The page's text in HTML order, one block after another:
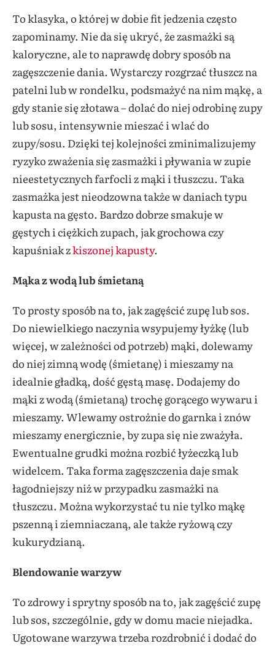
To klasyka, o której w dobie fit jedzenia często
zapominamy. Nie da się ukryć, że zasmażki są
kaloryczne, ale to naprawdę dobry sposób na
zagęszczenie dania. Wystarczy rozgrzać tłuszcz na
patelni lub w rondelku, podsmażyć na nim mąkę, a
gdy stanie się złotawa – dolać do niej odrobinę zupy
lub sosu, intensywnie mieszać i wlać do
zupy/sosu. Dzięki tej kolejności zminimalizujemy
ryzyko zważenia się zasmażki i pływania w zupie
nieestetycznych farfocli z mąki i tłuszczu. Taka
zasmażka jest nieodzowna także w daniach typu
kapusta na gęsto. Bardzo dobrze smakuje w
gęstych i ciężkich zupach, jak grochowa czy
kapuśniak zkiszonej kapusty.
Mąka z wodą lub śmietaną
To prosty sposób na to, jak zagęścić zupę lub sos.
Do niewielkiego naczynia wsypujemy łyżkę (lub
więcej, w zależności od potrzeb) mąki, dolewamy
do niej zimną wodę (śmietanę) i mieszamy na
idealnie gładką, dość gęstą masę. Dodajemy do
mąki z wodą (śmietaną) trochę gorącego wywaru i
mieszamy. Wlewamy ostrożnie do garnka i znów
mieszamy energicznie, by zupa się nie zważyła.
Ewentualne grudki można rozbić łyżeczką lub
widelcem. Taka forma zagęszczenia daje smak
łagodniejszy niż w przypadku zasmażki na
tłuszczu. Można wykorzystać tu nie tylko mąkę
pszenną i ziemniaczaną, ale także ryżową czy
kukurydzianą.
Blendowanie warzyw
To zdrowy i sprytny sposób na to, jak zagęścić zupę
lub sos, szczególnie, gdy w domu macie niejadka.
Ugotowane warzywa trzeba rozdrobnić i dodać do